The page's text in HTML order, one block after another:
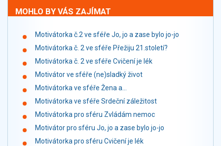
MOHLO BY VÁS ZAJÍMAT
Motivátorka č.2 ve sféře Jo, jo a zase bylo jo-jo
Motivátorka č. 2 ve sféře Přežiju 21.století?
Motivátorka č. 2 ve sféře Cvičení je lék
Motivátor ve sféře (ne)sladký život
Motivátorka ve sféře Žena a...
Motivátorka ve sféře Srdeční záležitost
Motivátorka pro sféru Zvládám nemoc
Motivátor pro sféru Jo, jo a zase bylo jo-jo
Motivátorka pro sféru Cvičení je lék